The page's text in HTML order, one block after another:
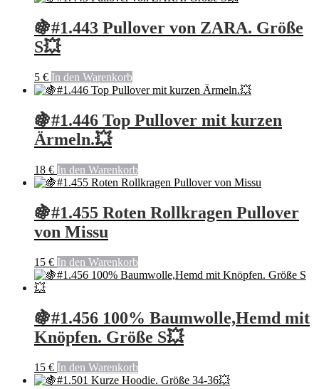
🍇#1.443 Pullover von ZARA. Größe
S💥
5 € In den Warenkorb
🍇#1.446 Top Pullover mit kurzen
Ärmeln.💥
18 € In den Warenkorb
🍇#1.455 Roten Rollkragen Pullover
von Missu
15 € In den Warenkorb
🍇#1.456 100% Baumwolle,Hemd mit
Knöpfen. Größe S💥
15 € In den Warenkorb